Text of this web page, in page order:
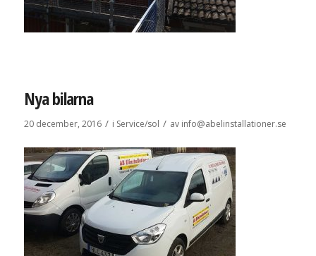
Nya bilarna
20 december, 2016 / i Service/sol / av info@abelinstallationer.se